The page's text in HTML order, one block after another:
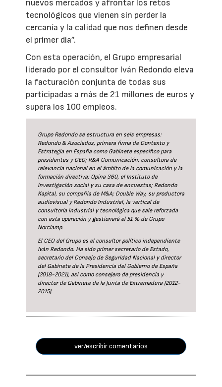
nuevos mercados y afrontar los retos
tecnológicos que vienen sin perder la
cercanía y la calidad que nos definen desde
el primer día”.
Con esta operación, el Grupo empresarial
liderado por el consultor Iván Redondo eleva
la facturación conjunta de todas sus
participadas a más de 21 millones de euros y
supera los 100 empleos.
Grupo Redondo se estructura en seis empresas:
Redondo & Asociados, primera firma de Contexto y
Estrategia en España como Gabinete específico para
presidentes y CEO; R&A Comunicación, consultora de
relevancia nacional en el ámbito de la comunicación y la
formación directiva; Opina 360, el Instituto de
investigación social y su casa de encuestas; Redondo
Kapital, su compañía de M&A; Double Way, su productora
audiovisual y Redondo Industrial, la vertical de
consultoría industrial y tecnológica que sale reforzada
con esta operación y gestionará el 51 % de Grupo
Norclamp.
El CEO del Grupo es el consultor político independiente
Iván Redondo. Ha sido primer secretario de Estado,
secretario del Consejo de Seguridad Nacional y director
del Gabinete de la Presidencia del Gobierno de España
(2018-2021), así como consejero de presidencia y
director de Gabinete de la Junta de Extremadura (2012-
2015).
ver/escribir comentarios